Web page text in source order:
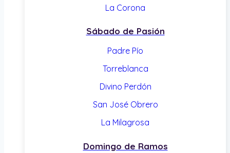
La Corona
Sábado de Pasión
Padre Pío
Torreblanca
Divino Perdón
San José Obrero
La Milagrosa
Domingo de Ramos